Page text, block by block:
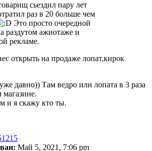
сьездил пару лет
раз в 20 больше чем
Это просто очередной
раздутом ажиотаже и
рекламе.
открыть на продаже лопат,кирок
давно)) Там ведро или лопата в 3 раза
и я скажу кто ты.
Май 5, 2021, 7:06 pm